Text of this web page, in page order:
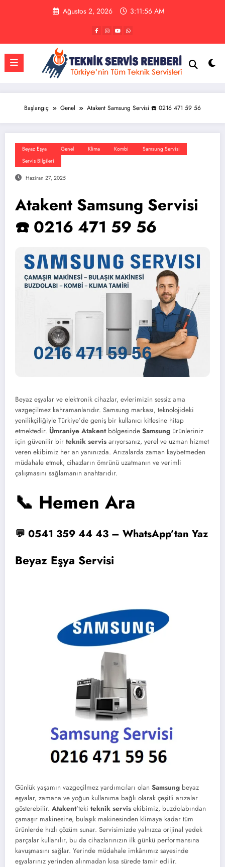
Ağustos 2, 2026 3:11:57 AM
Başlangıç Genel Atakent Samsung Servisi ☎️ 0216 471 59 56
Beyaz Eşya Genel Klima Kombi
Samsung Servisi
Servis Bilgileri
Haziran 27, 2025
Atakent Samsung Servisi
☎️ 0216 471 59 56
Beyaz eşyalar ve elektronik cihazlar, evlerimizin sessiz ama
vazgeçilmez kahramanlarıdır. Samsung markası, teknolojideki
yenilikçiliğiyle Türkiye’de geniş bir kullanıcı kitlesine hitap
etmektedir. Ümraniye Atakentbölgesinde Samsung ürünleriniz
için güvenilir bir teknik servis arıyorsanız, yerel ve uzman hizmet
veren ekibimiz her an yanınızda. Arızalarda zaman kaybetmeden
müdahale etmek, cihazların ömrünü uzatmanın ve verimli
çalışmasını sağlamanın anahtarıdır.
📞 Hemen Ara
💬 0541 359 44 43 – WhatsApp’tan Yaz
Beyaz Eşya Servisi
Günlük yaşamın vazgeçilmez yardımcıları olan Samsung beyaz
eşyalar, zamana ve yoğun kullanıma bağlı olarak çeşitli arızalar
gösterebilir. Atakent‘teki teknik servis ekibimiz, buzdolabından
çamaşır makinesine, bulaşık makinesinden klimaya kadar tüm
ürünlerde hızlı çözüm sunar. Servisimizde yalnızca orijinal yedek
parçalar kullanılır, bu da cihazlarınızın ilk günkü performansına
kavuşmasını sağlar. Yerinde müdahale imkânımız sayesinde
eşyalarınız yerinden alınmadan kısa sürede tamir edilir.